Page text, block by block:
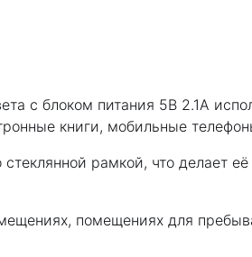
с блоком питания 5В 2.1А
книги, мобильные
стеклянной рамкой, что
помещениях для